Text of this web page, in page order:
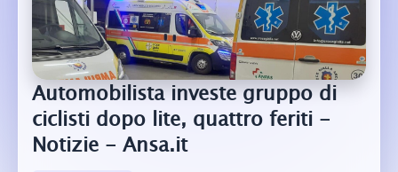
Automobilista investe gruppo di
ciclisti dopo lite, quattro feriti -
Notizie - Ansa.it